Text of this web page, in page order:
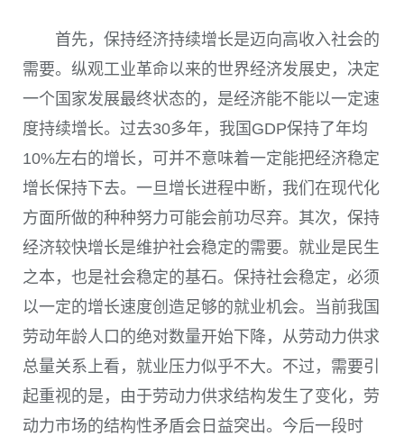
首先，保持经济持续增长是迈向高收入社会的
需要。纵观工业革命以来的世界经济发展史，决定
一个国家发展最终状态的，是经济能不能以一定速
度持续增长。过去30多年，我国GDP保持了年均
10%左右的增长，可并不意味着一定能把经济稳定
增长保持下去。一旦增长进程中断，我们在现代化
方面所做的种种努力可能会前功尽弃。其次，保持
经济较快增长是维护社会稳定的需要。就业是民生
之本，也是社会稳定的基石。保持社会稳定，必须
以一定的增长速度创造足够的就业机会。当前我国
劳动年龄人口的绝对数量开始下降，从劳动力供求
总量关系上看，就业压力似乎不大。不过，需要引
起重视的是，由于劳动力供求结构发生了变化，劳
动力市场的结构性矛盾会日益突出。今后一段时